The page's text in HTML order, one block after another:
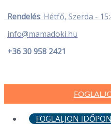
Rendelés: Hétfő, Szerda -
info@mamadoki.hu
+36 30 958 2421
FOGLALJON